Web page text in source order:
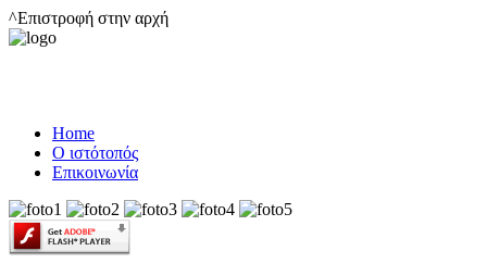
^Επιστροφή στην αρχή
Home
Ο ιστότοπός
Επικοινωνία